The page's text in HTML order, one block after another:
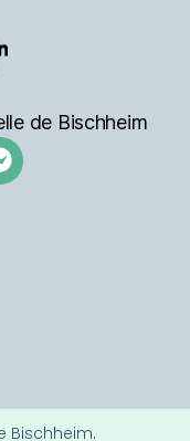
de Bischheim
Bischheim.